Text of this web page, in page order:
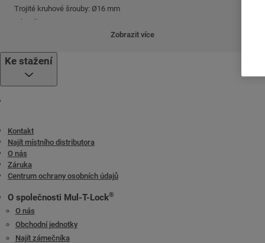
Trojité kruhové šrouby: Ø16 mm
Západka: Ø20 mm
Pouzdro: pozinkovaná ocel
Mechanismus: ocel
Šrouby a přední deska: chromovaná poniklovaná ocel
Zobrazit více
Ke stažení
Kontakt
Najít místního distributora
O nás
Záruka
Centrum ochrany osobních údajů
O společnosti Mul-T-Lock®
O nás
Obchodní jednotky
Najít zámečníka